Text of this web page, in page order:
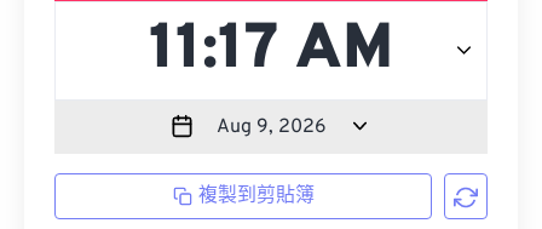
複製到剪貼簿